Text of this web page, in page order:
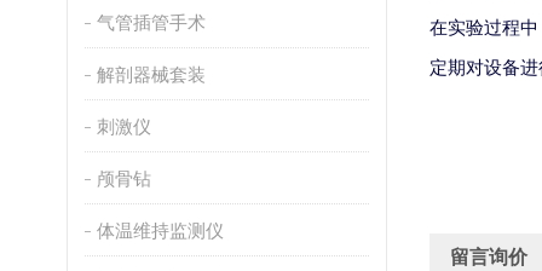
气管插管手术
解剖器械套装
刺激仪
颅骨钻
体温维持监测仪
在实验过程
定期对设备
留言询价